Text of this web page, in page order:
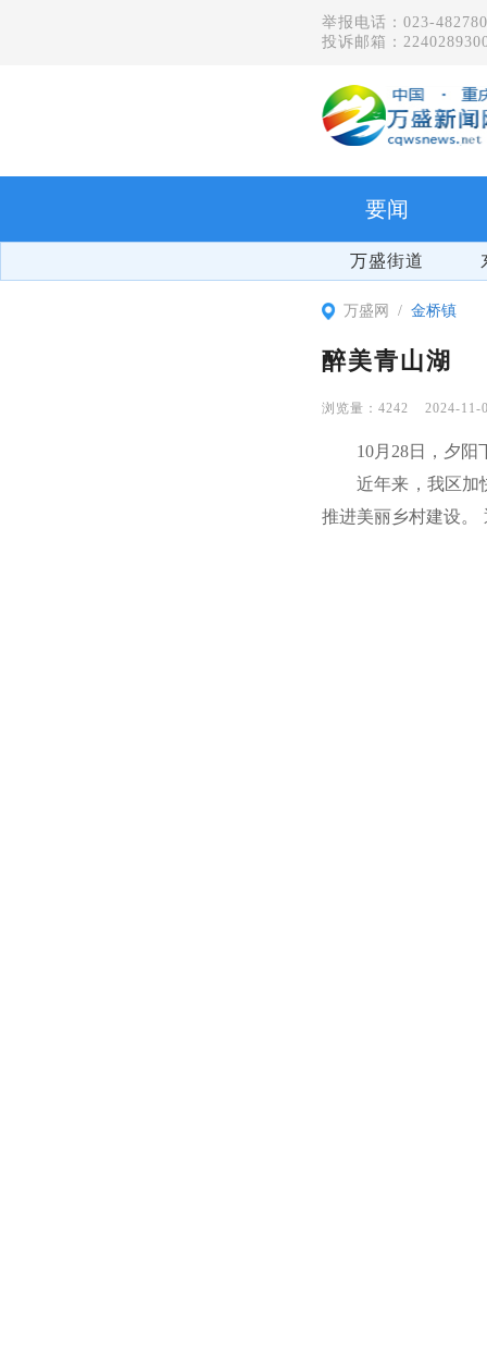
举报电话：023-
投诉邮箱：
要闻
万盛街道
万盛网 金桥镇
醉美青山湖
4242 2024-11-
10月28日，夕
近年来，我区加
推进美丽乡村建设